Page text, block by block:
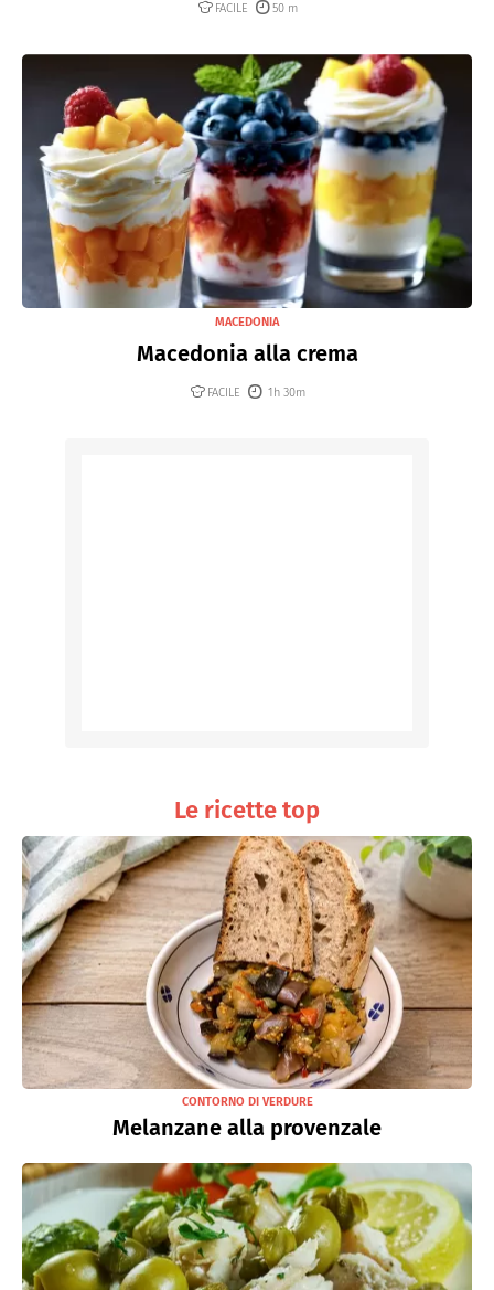
FACILE 50 m
MACEDONIA
Macedonia alla crema
FACILE 1h 30m
Le ricette top
CONTORNO DI VERDURE
Melanzane alla provenzale